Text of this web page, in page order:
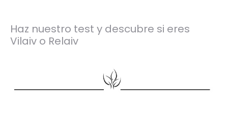
Haz nuestro test y descubre si eres
Vilaiv o Relaiv